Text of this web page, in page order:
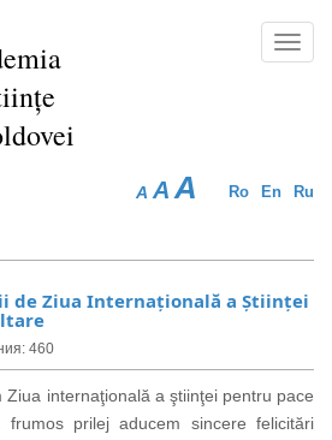
Ro En Ru
A A A
de Ziua Internațională a Științei
460
internaţională a ştiinţei pentru pace
prilej aducem sincere felicitări